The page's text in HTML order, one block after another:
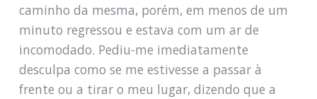
caminho da mesma, porém, em menos de um
minuto regressou e estava com um ar de
incomodado. Pediu-me imediatamente
desculpa como se me estivesse a passar à
frente ou a tirar o meu lugar, dizendo que a